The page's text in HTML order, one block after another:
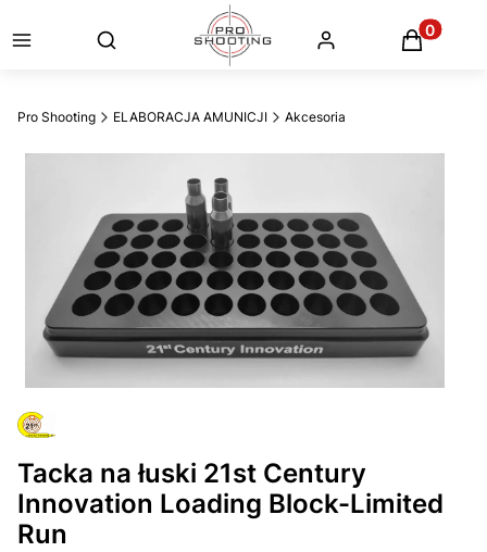
Otwórz wyszukiwarkę
Pro Shooting ELABORACJA AMUNICJI Akcesoria
Tacka na łuski 21st Century
Innovation Loading Block-Limited
Run